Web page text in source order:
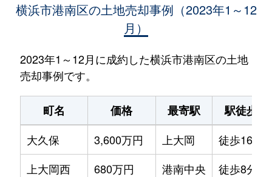
横浜市港南区の土地売却事例（2023年1～12
月）
2023年1～12月に成約した横浜市港南区の土地
売却事例です。
町名 価格 最寄駅
駅徒歩
大久保
3,600万円 上大岡
徒歩16分
上大岡西
680万円 港南中央
徒歩8分